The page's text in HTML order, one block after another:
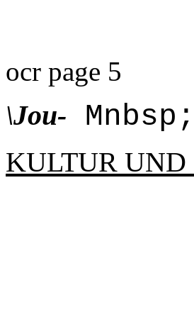
ocr page 5
\Jou- Mnbsp;
KULTUR